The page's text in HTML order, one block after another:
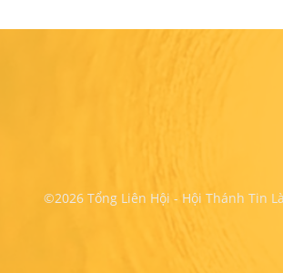
©2026 Tổng Liên Hội - Hội Thánh Tin